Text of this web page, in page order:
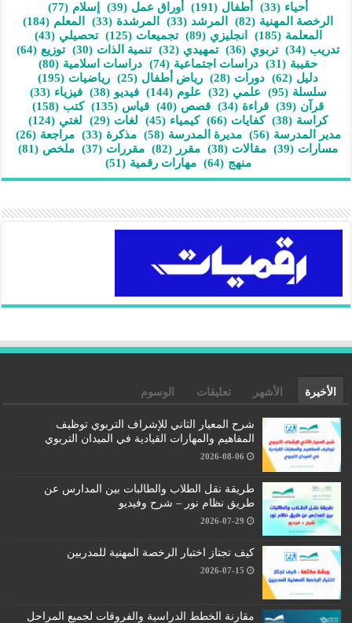
أحياء (33) أطفال (191) أوراق عمل (39) إسلام (77)
الرخصة المهنية (82) المرشد (33) المرشدة (33) المعلم (184)
المعلمة (185) انجليزي (89) تجميعات (125) تحصيلي (43)
تدريب (34) تربوي (36) تمهيدي (32) تنمية الذات (30) توزيع (64)
حقيبة (31) دراسات اجتماعية (74) دراسات اسلامية (80)
دليل (62) دورات (28) رياض أطفال (25) رياضيات (195)
سلسلة (95) علمي (32) علوم (144) فيديو (38) فيزياء (33)
قرآن (39) قراءة (34) قصص (40) قياس (135) كتب (158)
كراسة (38) كفايات (66) كيمياء (45) لغات (29) لغتي (124)
مدير المدرسة (56) مديرة المدرسة (58) مذكرة (33) مراجعة (26)
مسارات (39) مقالات (38) مقرر (82) مقررات (37) ملخص (81)
منهج (64) مهارات رقمية (51)
الأخيرة الأشهر تعليقات الوسوم
شرح المعيار الثاني للإشراف التربوي توظيف
المفاهيم والمهارات القيادية في الميدان التربوي
2026-08-06
طريقة نقل الطلاب والطالبات بين المدارس عن
طريق نظام نور – شرح وفيديو
2026-07-29
كيف تجتاز اختبار الرخصة المهنية للمدربين
2026-07-15
مقارنة الخطط الدراسية والفروقات لجميع المراحل